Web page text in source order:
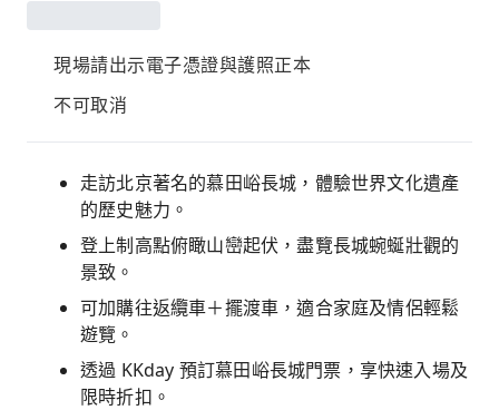
現場請出示電子憑證與護照正本
不可取消
走訪北京著名的慕田峪長城，體驗世界文化遺產
的歷史魅力。
登上制高點俯瞰山巒起伏，盡覽長城蜿蜒壯觀的
景致。
可加購往返纜車＋擺渡車，適合家庭及情侶輕鬆
遊覽。
透過 KKday 預訂慕田峪長城門票，享快速入場及
限時折扣。